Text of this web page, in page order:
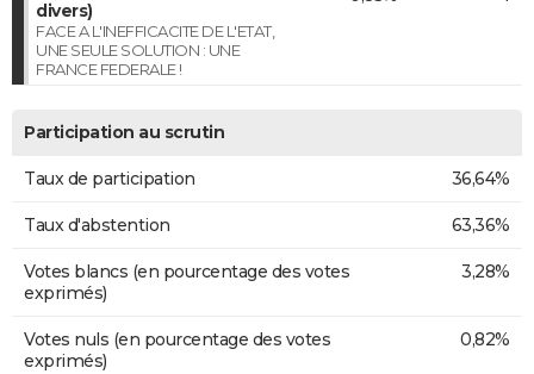
divers)
FACE A L'INEFFICACITE DE L'ETAT,
UNE SEULE SOLUTION : UNE
FRANCE FEDERALE !
Participation au scrutin
Taux de participation 36,64%
Taux d'abstention 63,36%
Votes blancs (en pourcentage des votes
exprimés)
3,28%
Votes nuls (en pourcentage des votes
exprimés)
0,82%